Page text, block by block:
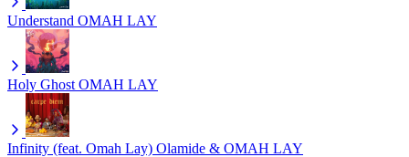
Understand OMAH LAY
Holy Ghost OMAH LAY
Infinity (feat. Omah Lay) Olamide & OMAH LAY